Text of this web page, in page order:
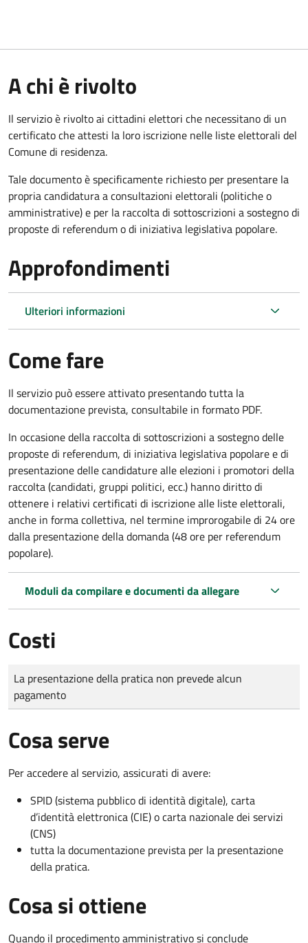
A chi è rivolto
Il servizio è rivolto ai cittadini elettori che necessitano di un
certificato che attesti la loro iscrizione nelle liste elettorali del
Comune di residenza.
Tale documento è specificamente richiesto per presentare la
propria candidatura a consultazioni elettorali (politiche o
amministrative) e per la raccolta di sottoscrizioni a sostegno di
proposte di referendum o di iniziativa legislativa popolare.
Approfondimenti
Ulteriori informazioni
Come fare
Il servizio può essere attivato presentando tutta la
documentazione prevista, consultabile in formato PDF.
In occasione della raccolta di sottoscrizioni a sostegno delle
proposte di referendum, di iniziativa legislativa popolare e di
presentazione delle candidature alle elezioni i promotori della
raccolta (candidati, gruppi politici, ecc.) hanno diritto di
ottenere i relativi certificati di iscrizione alle liste elettorali,
anche in forma collettiva, nel termine improrogabile di 24 ore
dalla presentazione della domanda (48 ore per referendum
popolare).
Moduli da compilare e documenti da allegare
Costi
Tipo di pagamento
Importo
La presentazione della pratica non prevede alcun
pagamento
Cosa serve
Per accedere al servizio, assicurati di avere:
SPID (sistema pubblico di identità digitale), carta
d’identità elettronica (CIE) o carta nazionale dei servizi
(CNS)
tutta la documentazione prevista per la presentazione
della pratica.
Cosa si ottiene
Quando il procedimento amministrativo si conclude